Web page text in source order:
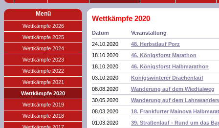
Menü
Wettkämpfe 2026
Wettkämpfe 2025
Wettkämpfe 2024
Wettkämpfe 2023
Wettkämpfe 2022
Wettkämpfe 2021
Wettkämpfe 2020
Wettkämpfe 2019
Wettkämpfe 2018
Wettkämpfe 2020
Datum
Veranstaltung
24.10.2020
48. Herbstlauf Porz
18.10.2020
46. Königsforst Marathon
18.10.2020
46. Königsforst Halbmarathon
03.10.2020
Königswinterer Drachenlauf
08.08.2020
Wanderung auf dem Wiedtalweg
30.05.2020
Wanderung auf dem
08.03.2020
18. Frankfurter Mainova
01.03.2020
39. Straßenlauf - Rund um das